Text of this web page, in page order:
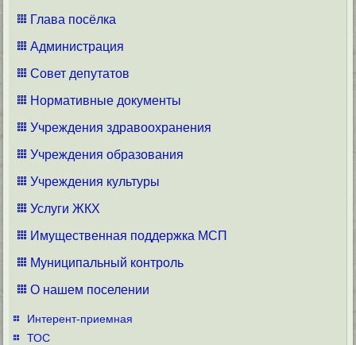
Глава посёлка
Администрация
Совет депутатов
Нормативные документы
Учреждения здравоохранения
Учреждения образования
Учреждения культуры
Услуги ЖКХ
Имущественная поддержка МСП
Муниципальный контроль
О нашем поселении
Интерент-приемная
ТОС